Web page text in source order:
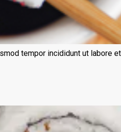
tempor incididunt ut labore